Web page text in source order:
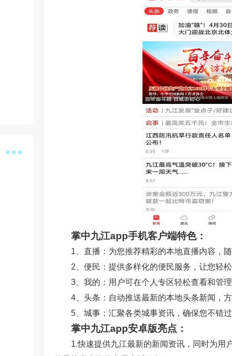
掌中九江app手机客户端特色：
1、直播：为您推荐精彩的本地直播内容，
2、便民：提供多样化的便民服务，让您轻松
3、我的：用户可在个人专区轻松查看和管理
4、头条：自动推送最新的本地头条新闻，
5、城事：汇聚各类城事资讯，确保您不错过
掌中九江app安卓版亮点：
1.快速提供九江最新的新闻资讯，同时为用